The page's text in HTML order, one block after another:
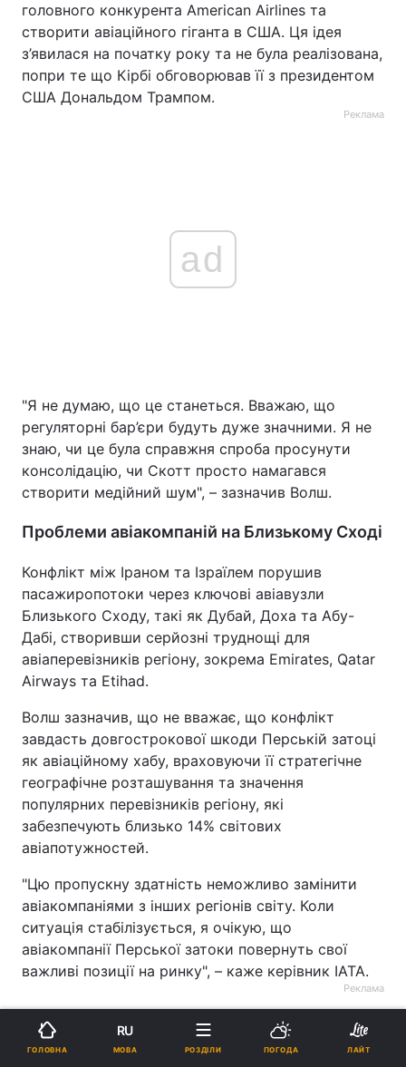
головного конкурента American Airlines та
створити авіаційного гіганта в США. Ця ідея
з’явилася на початку року та не була реалізована,
попри те що Кірбі обговорював її з президентом
США Дональдом Трампом.
Реклама
ad
"Я не думаю, що це станеться. Вважаю, що
регуляторні бар’єри будуть дуже значними. Я не
знаю, чи це була справжня спроба просунути
консолідацію, чи Скотт просто намагався
створити медійний шум", – зазначив Волш.
Проблеми авіакомпаній на Близькому Сході
Конфлікт між Іраном та Ізраїлем порушив
пасажиропотоки через ключові авіавузли
Близького Сходу, такі як Дубай, Доха та Абу-
Дабі, створивши серйозні труднощі для
авіаперевізників регіону, зокрема Emirates, Qatar
Airways та Etihad.
Волш зазначив, що не вважає, що конфлікт
завдасть довгострокової шкоди Перській затоці
як авіаційному хабу, враховуючи її стратегічне
географічне розташування та значення
популярних перевізників регіону, які
забезпечують близько 14% світових
авіапотужностей.
"Цю пропускну здатність неможливо замінити
авіакомпаніями з інших регіонів світу. Коли
ситуація стабілізується, я очікую, що
авіакомпанії Перської затоки повернуть свої
важливі позиції на ринку", – каже керівник IATA.
Реклама
ГОЛОВНА
RU
МОВА РОЗДІЛИ ПОГОДА ЛАЙТ